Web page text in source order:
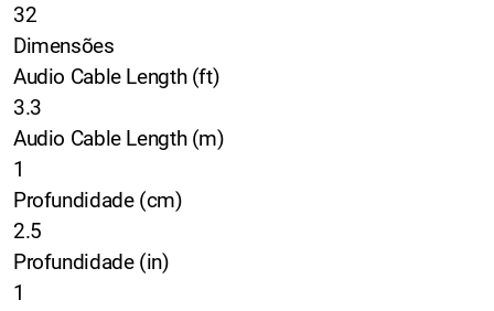
32
Dimensões
Audio Cable Length (ft)
3.3
Audio Cable Length (m)
1
Profundidade (cm)
2.5
Profundidade (in)
1